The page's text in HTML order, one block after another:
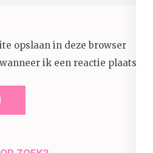
opslaan in deze browser
ik een reactie plaats.